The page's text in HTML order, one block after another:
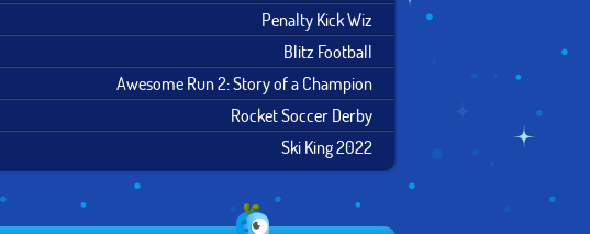
Penalty Kick Wiz
Blitz Football
Awesome Run 2: Story of a Champion
Rocket Soccer Derby
Ski King 2022